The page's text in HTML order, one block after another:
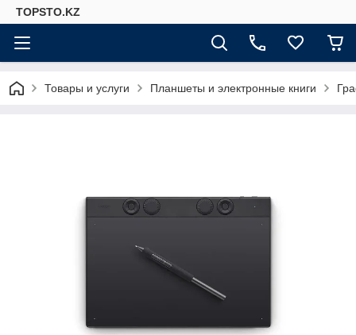
TOPSTO.KZ
Товары и услуги Планшеты и электронные книги